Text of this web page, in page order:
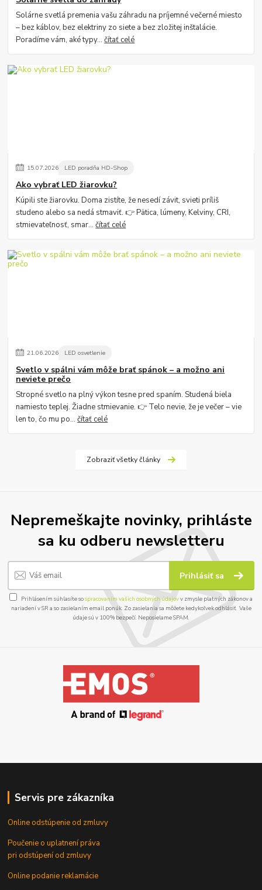
Solárne svetlá premenia vašu záhradu na príjemné večerné miesto
– bez káblov, bez elektriny zo siete a bez zložitej inštalácie.
Poradíme vám, aké typy...čítať celé
15.07.2026 LED poradňa HD-Shop
Ako vybrať LED žiarovku?
Kúpili ste žiarovku. Doma zistíte, že nesedí závit, svieti príliš
studeno alebo sa nedá stmaviť. 👉 Pätica, lúmeny, Kelviny, CRI,
stmievateľnosť, smar...čítať celé
21.06.2026 LED osvetlenie
Svetlo v spálni vám môže brať spánok – a možno ani
neviete prečo
Stropné svetlo na plný výkon tesne pred spaním. Studená biela
namiesto teplej. Žiadne stmievanie. 👉 Telo nevie, že je večer – vie
len to, čo mu po...čítať celé
Zobraziť všetky články
Nepremeškajte novinky, prihláste
sa ku odberu newsletteru
Prihlásiť sa
Prihlásením súhlasíte sospracovaním vašich osobných údajovv zmysle platných zákonov a
nariadení v SR a so zasielaním email ponúk. Zo zasielania sa môžete kedykoľvek odhlásiť. Vaše
údaje sú v 100% bezpečí. Neposielame SPAM.
Servis pre zákazníka
Online odstúpenie od zmluvy
Poučenie o uplatnení práva
pri odstúpení od zmluvy
Online podanie reklamácie